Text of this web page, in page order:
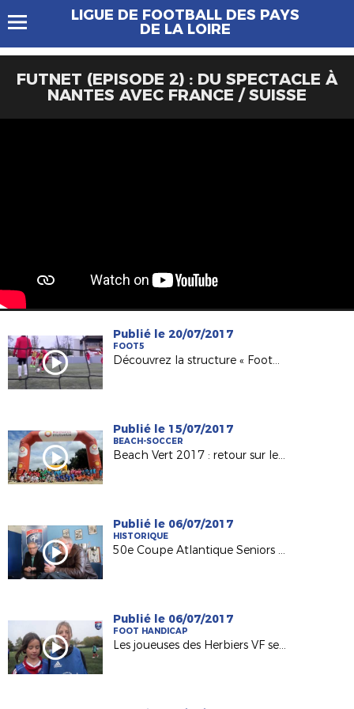
LIGUE DE FOOTBALL DES PAYS
DE LA LOIRE
FUTNET (EPISODE 2) : DU SPECTACLE À
NANTES AVEC FRANCE / SUISSE
Publié le 20/07/2017
FOOT5
Découvrez la structure « Foot5 Mobile FFF » !
Publié le 15/07/2017
BEACH-SOCCER
Beach Vert 2017 : retour sur les 4 étapes de la 1ère semaine !
Publié le 06/07/2017
HISTORIQUE
50e Coupe Atlantique Seniors : Retour sur la victoire de l'ASPTT Nantes en 1982
Publié le 06/07/2017
FOOT HANDICAP
Les joueuses des Herbiers VF sensibilisées au football adapté